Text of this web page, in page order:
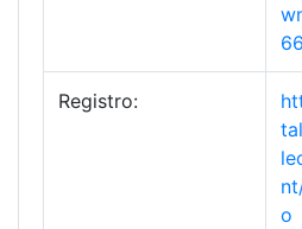
Registro:
o